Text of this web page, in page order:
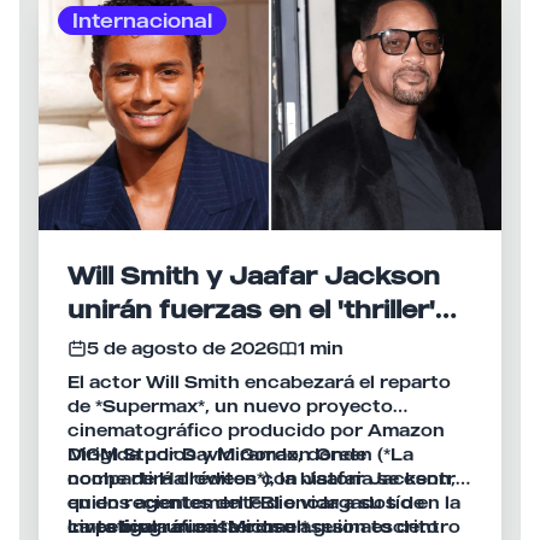
espacio a más certámenes internacionales.
global.
Internacional
Will Smith y Jaafar Jackson
unirán fuerzas en el 'thriller'
de acción 'Supermax'
5 de agosto de 2026
1 min
El actor Will Smith encabezará el reparto
de *Supermax*, un nuevo proyecto
cinematográfico producido por Amazon
MGM Studios y Miramax, donde
compartirá créditos con Jaafar Jackson,
quien recientemente dio vida a su tío en la
cinta biográfica *Michael*.
Dirigida por David Gordon Green (*La
noche de Halloween*), la historia se centra
en dos agentes del FBI encargados de
investigar un misterioso asesinato dentro
La película cuenta con un guion escrito